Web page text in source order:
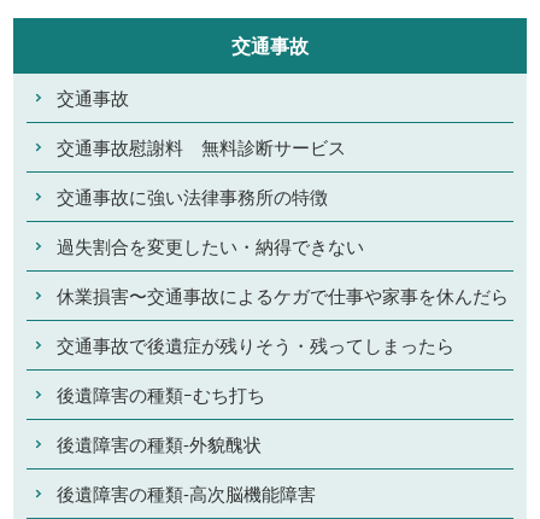
交通事故
交通事故
交通事故慰謝料 無料診断サービス
交通事故に強い法律事務所の特徴
過失割合を変更したい・納得できない
休業損害〜交通事故によるケガで仕事や家事を休んだら
交通事故で後遺症が残りそう・残ってしまったら
後遺障害の種類ｰむち打ち
後遺障害の種類-外貌醜状
後遺障害の種類-高次脳機能障害